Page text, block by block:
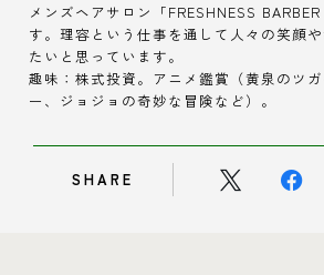
メンズヘアサロン「FRESHNESS
す。理容という仕事を通して人々の笑顔
たいと思っています。
趣味：株式投資。アニメ鑑賞（黄泉のツ
ー、ジョジョの奇妙な冒険など）。
SHARE